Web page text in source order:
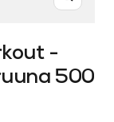
-
500